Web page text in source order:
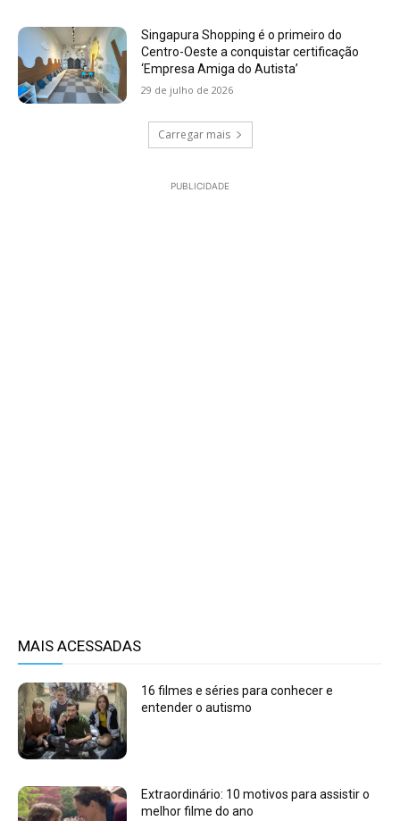
Singapura Shopping é o primeiro do
Centro-Oeste a conquistar certificação
‘Empresa Amiga do Autista’
29 de julho de 2026
Carregar mais
PUBLICIDADE
MAIS ACESSADAS
16 filmes e séries para conhecer e
entender o autismo
Extraordinário: 10 motivos para assistir o
melhor filme do ano